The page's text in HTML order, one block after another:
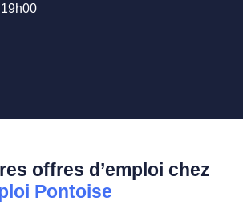
offres d’emploi chez
Pontoise